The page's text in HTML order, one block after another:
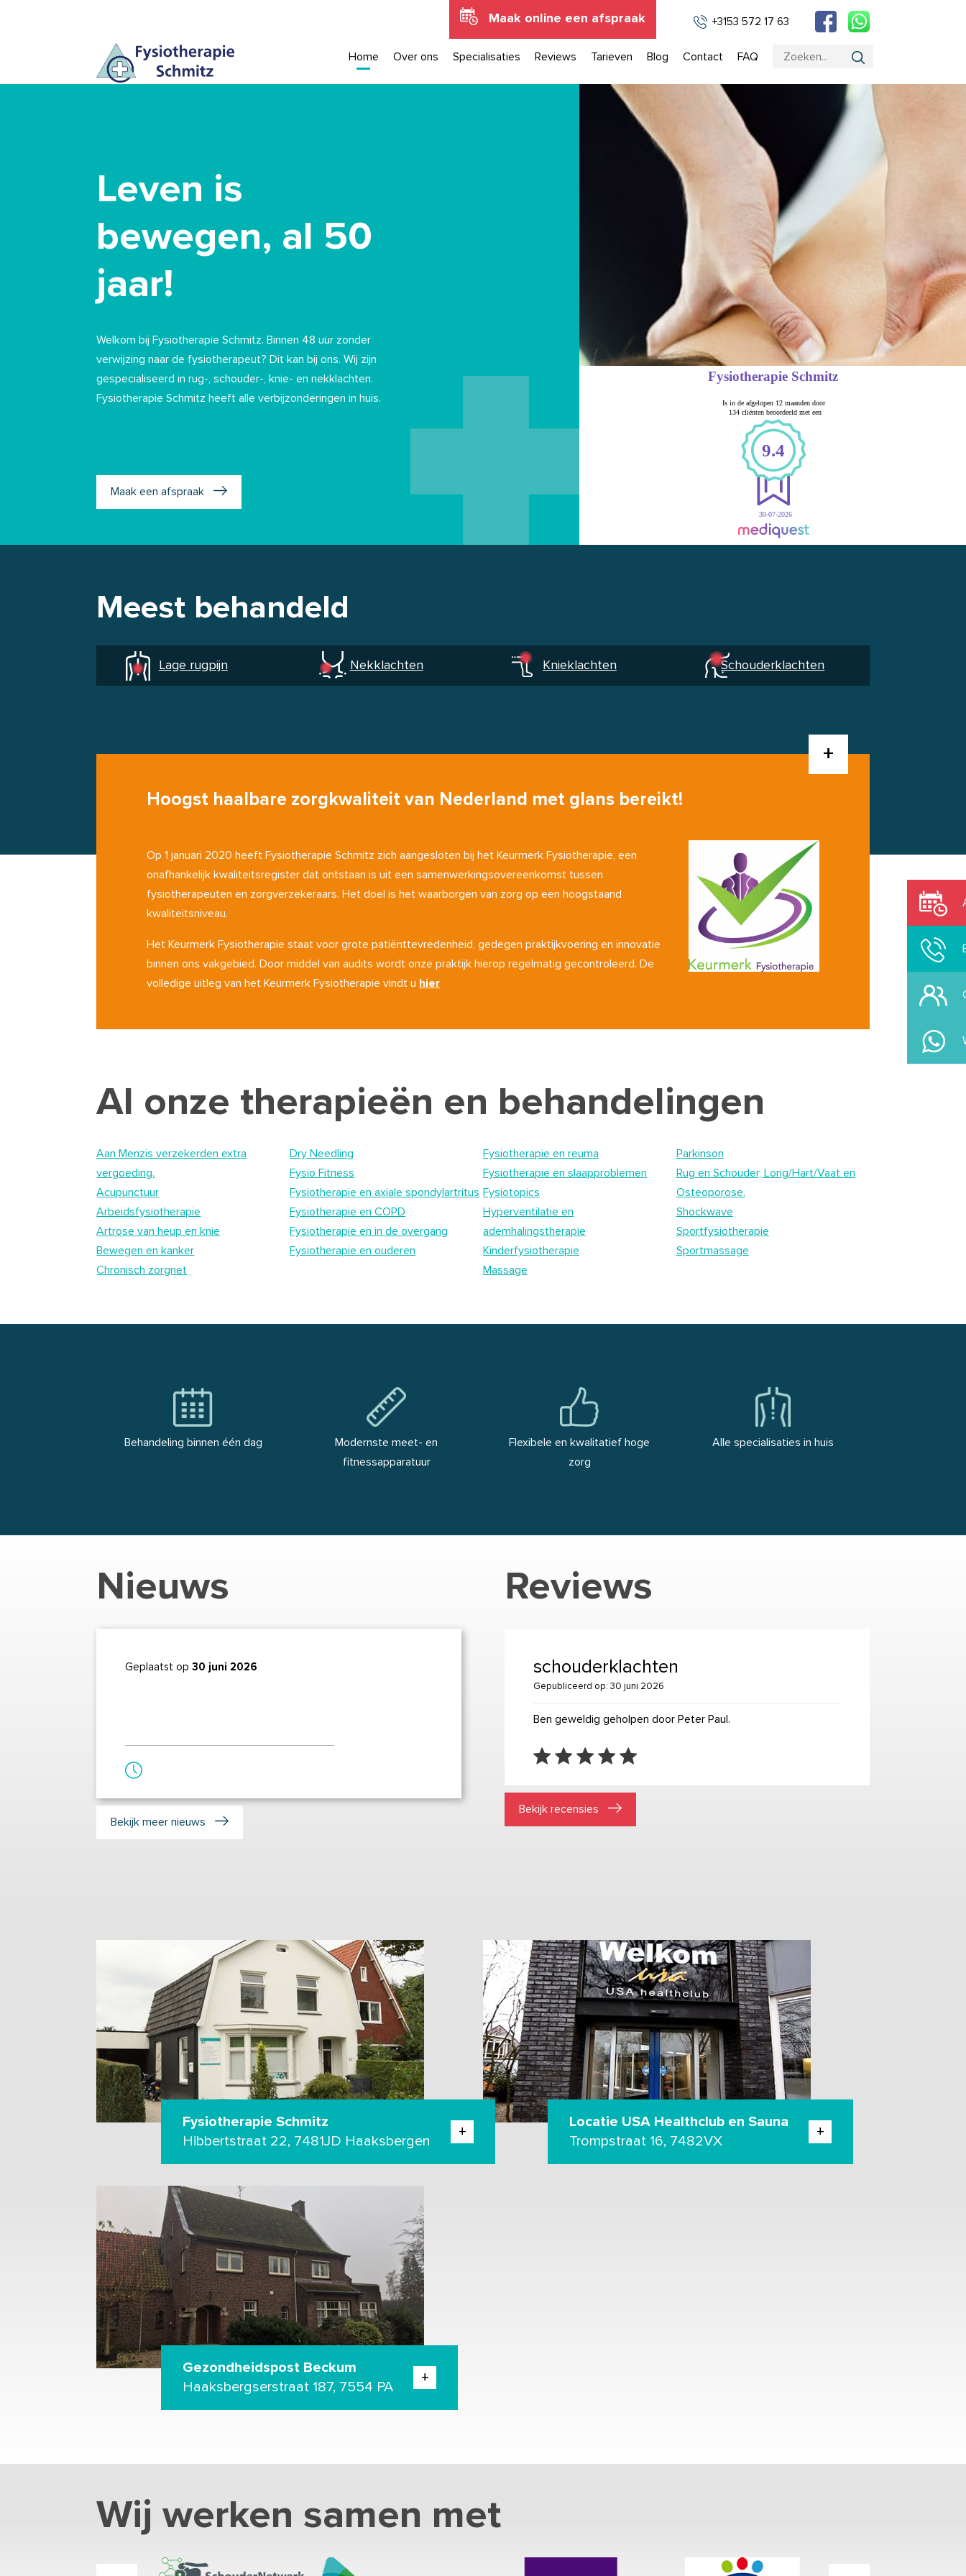
+3153 572 17 63
Maak online een afspraak
Home Over ons Specialisaties Reviews Tarieven Blog Contact FAQ
Leven is
bewegen, al 50
jaar!
Welkom bij Fysiotherapie Schmitz. Binnen 48 uur zonder
verwijzing naar de fysiotherapeut? Dit kan bij ons. Wij zijn
gespecialiseerd in rug-, schouder-, knie- en nekklachten.
Fysiotherapie Schmitz heeft alle verbijzonderingen in huis.
Maak een afspraak
Meest behandeld
Lage rugpijn Nekklachten Knieklachten Schouderklachten
+
Hoogst haalbare zorgkwaliteit van Nederland met glans bereikt!
Op 1 januari 2020 heeft Fysiotherapie Schmitz zich aangesloten bij het Keurmerk Fysiotherapie, een
onafhankelijk kwaliteitsregister dat ontstaan is uit een samenwerkingsovereenkomst tussen
fysiotherapeuten en zorgverzekeraars. Het doel is het waarborgen van zorg op een hoogstaand
kwaliteitsniveau.
Het Keurmerk Fysiotherapie staat voor grote patiënttevredenheid, gedegen praktijkvoering en innovatie
binnen ons vakgebied. Door middel van audits wordt onze praktijk hierop regelmatig gecontroleerd. De
volledige uitleg van het Keurmerk Fysiotherapie vindt u hier
Al onze therapieën en behandelingen
Aan Menzis verzekerden extra
vergoeding.
Acupunctuur
Arbeidsfysiotherapie
Artrose van heup en knie
Bewegen en kanker
Chronisch zorgnet
Dry Needling
Fysio Fitness
Fysiotherapie en axiale spondylartritus
Fysiotherapie en COPD
Fysiotherapie en in de overgang
Fysiotherapie en ouderen
Fysiotherapie en reuma
Fysiotherapie en slaapproblemen
Fysiotopics
Hyperventilatie en
ademhalingstherapie
Kinderfysiotherapie
Massage
Parkinson
Rug en Schouder, Long/Hart/Vaat en
Osteoporose.
Shockwave
Sportfysiotherapie
Sportmassage
Behandeling binnen één dag
Modernste meet- en
fitnessapparatuur
Flexibele en kwalitatief hoge
zorg
Alle specialisaties in huis
Nieuws
Geplaatst op30 juni 2026
Bekijk meer nieuws
Reviews
schouderklachten
Gepubliceerd op: 30 juni 2026
Ben geweldig geholpen door Peter Paul.
Bekijk recensies
Fysiotherapie Schmitz
Hibbertstraat 22, 7481JD Haaksbergen
+
Locatie USA Healthclub en Sauna
Trompstraat 16, 7482VX
+
Gezondheidspost Beckum
Haaksbergserstraat 187, 7554 PA
+
Wij werken samen met